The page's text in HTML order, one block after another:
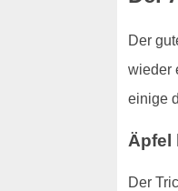
Der
wieder
einige
Äpfel
Der